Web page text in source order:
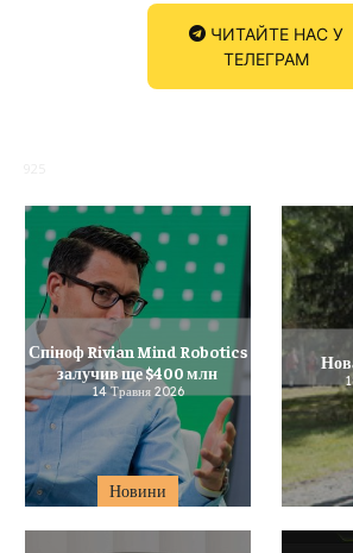
ЧИТАЙТЕ НАС У
ТЕЛЕГРАМ
Новини
Спіноф Rivian Mind Robotics
залучив ще $400 млн
14 Травня 2026